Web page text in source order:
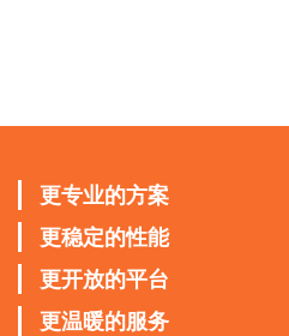
更专业的方案
更稳定的性能
更开放的平台
更温暖的服务